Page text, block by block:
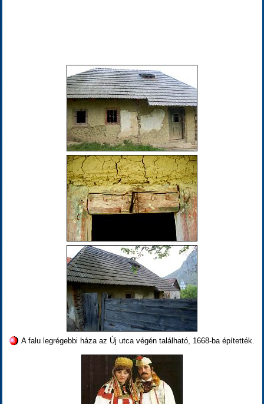
A falu legrégebbi háza az Új utca végén található, 1668-ba építették.